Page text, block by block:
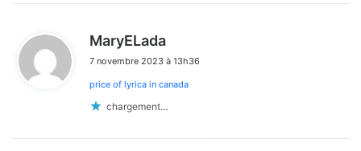
MaryELada
t
7 novembre 2023 à 13h36
price of lyrica in canada
chargement…